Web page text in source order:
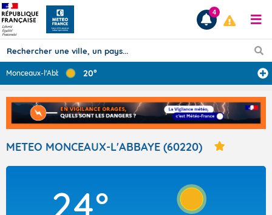
Prévisions
TOUS LES RÉSULTATS
Articles
4
Monceaux-l'Abba ... 20°
METEO MONCEAUX-L'ABBAYE (60220)
24°